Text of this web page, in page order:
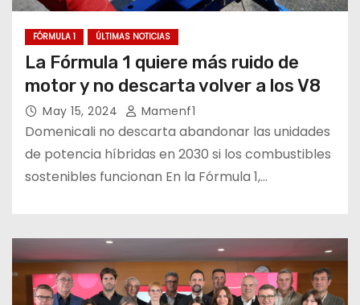
FÓRMULA 1 ÚLTIMAS NOTICIAS
La Fórmula 1 quiere más ruido de
motor y no descarta volver a los V8
May 15, 2024 Mamenf1
Domenicali no descarta abandonar las unidades
de potencia híbridas en 2030 si los combustibles
sostenibles funcionan En la Fórmula 1,…